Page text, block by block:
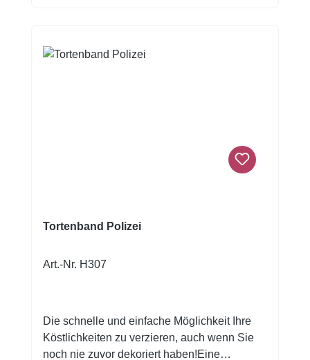
Tortenband Polizei
Art.-Nr. H307
Die schnelle und einfache Möglichkeit Ihre
Köstlichkeiten zu verzieren, auch wenn Sie
noch nie zuvor dekoriert haben!Eine